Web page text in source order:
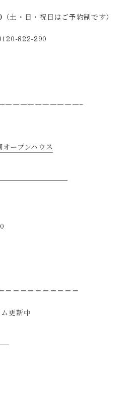
（土・日・祝日はご予約制です）
822-290
オープンハウス
＝＝＝＝＝＝＝＝＝＝
更新中